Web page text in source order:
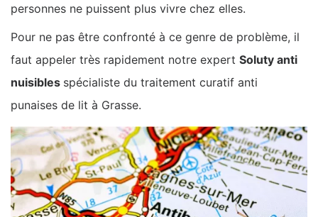
personnes ne puissent plus vivre chez elles.
Pour ne pas être confronté à ce genre de problème, il
faut appeler très rapidement notre expert Soluty anti
nuisibles spécialiste du traitement curatif anti
punaises de lit à Grasse.